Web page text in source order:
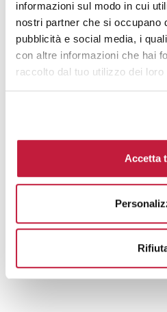
informazioni sul modo in cui
nostri partner che si occupano
pubblicità e social media, i
con altre informazioni che hai
raccolto dal tuo utilizzo dei loro
Accetta
Prodotti alternativi